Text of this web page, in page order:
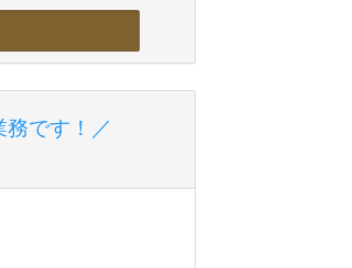
です！／